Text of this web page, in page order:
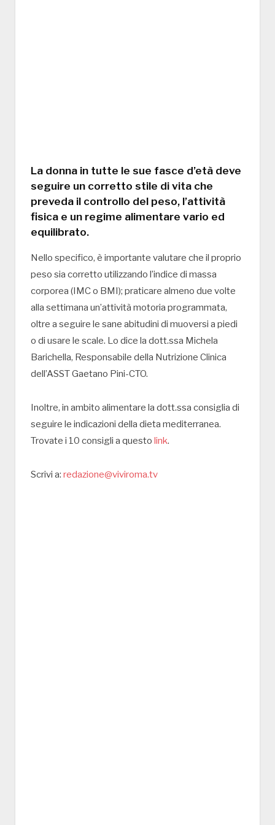
La donna in tutte le sue fasce d’età deve
seguire un corretto stile di vita che
preveda il controllo del peso, l’attività
fisica e un regime alimentare vario ed
equilibrato.
Nello specifico, è importante valutare che il proprio
peso sia corretto utilizzando l’indice di massa
corporea (IMC o BMI); praticare almeno due volte
alla settimana un’attività motoria programmata,
oltre a seguire le sane abitudini di muoversi a piedi
o di usare le scale. Lo dice la dott.ssa Michela
Barichella, Responsabile della Nutrizione Clinica
dell’ASST Gaetano Pini-CTO.
Inoltre, in ambito alimentare la dott.ssa consiglia di
seguire le indicazioni della dieta mediterranea.
Trovate i 10 consigli a questo link.
Scrivi a: redazione@viviroma.tv